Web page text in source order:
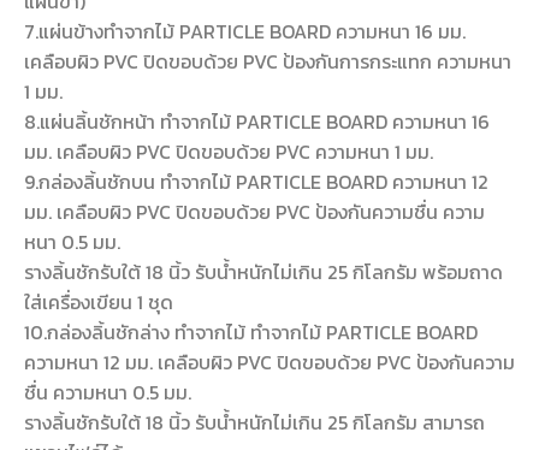
7.แผ่นข้างทำจากไม้ PARTICLE BOARD ความหนา 16 มม.
เคลือบผิว PVC ปิดขอบด้วย PVC ป้องกันการกระแทก ความหนา
1 มม.
8.แผ่นลิ้นชักหน้า ทำจากไม้ PARTICLE BOARD ความหนา 16
มม. เคลือบผิว PVC ปิดขอบด้วย PVC ความหนา 1 มม.
9.กล่องลิ้นชักบน ทำจากไม้ PARTICLE BOARD ความหนา 12
มม. เคลือบผิว PVC ปิดขอบด้วย PVC ป้องกันความชื่น ความ
หนา 0.5 มม.
รางลิ้นชักรับใต้ 18 นิ้ว รับน้ำหนักไม่เกิน 25 กิโลกรัม พร้อมถาด
ใส่เครื่องเขียน 1 ชุด
10.กล่องลิ้นชักล่าง ทำจากไม้ ทำจากไม้ PARTICLE BOARD
ความหนา 12 มม. เคลือบผิว PVC ปิดขอบด้วย PVC ป้องกันความ
ชื่น ความหนา 0.5 มม.
รางลิ้นชักรับใต้ 18 นิ้ว รับน้ำหนักไม่เกิน 25 กิโลกรัม สามารถ